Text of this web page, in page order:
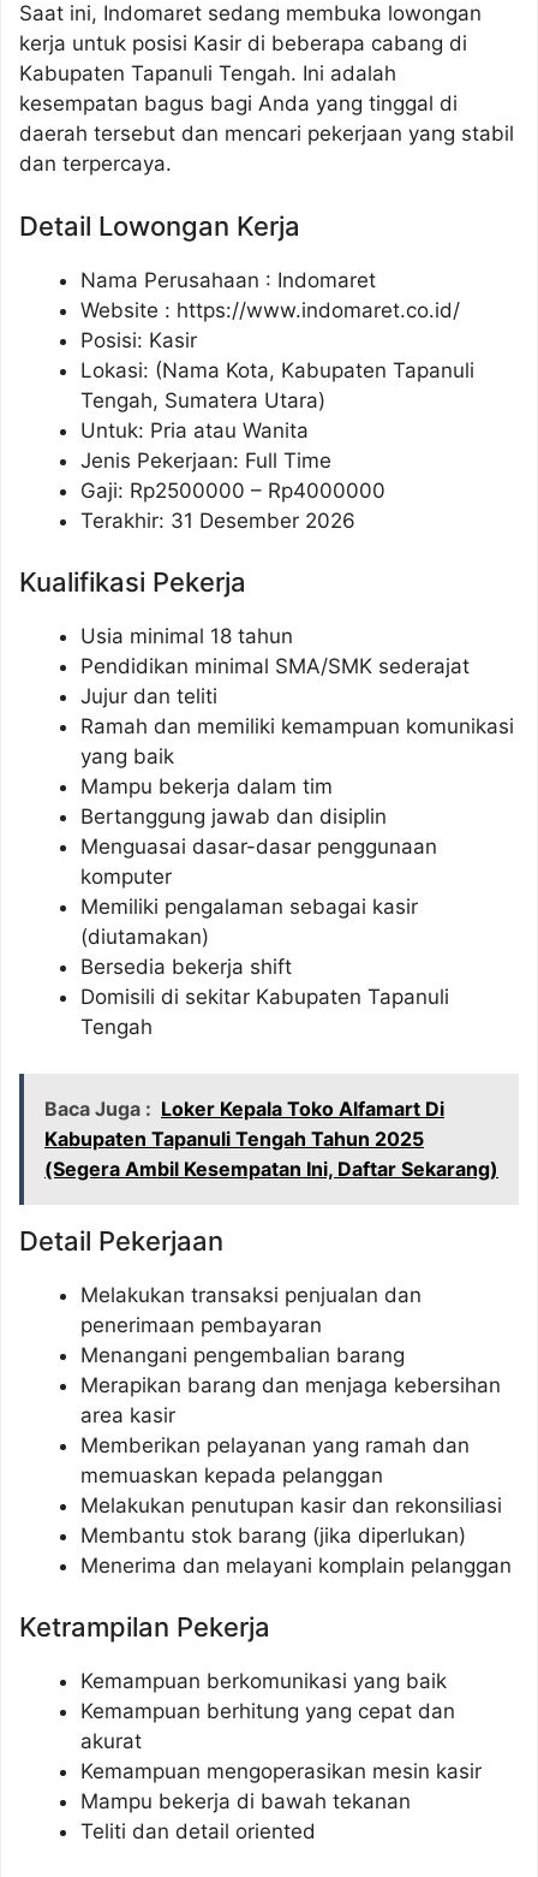
Saat ini, Indomaret sedang membuka lowongan
kerja untuk posisi Kasir di beberapa cabang di
Kabupaten Tapanuli Tengah. Ini adalah
kesempatan bagus bagi Anda yang tinggal di
daerah tersebut dan mencari pekerjaan yang stabil
dan terpercaya.
Detail Lowongan Kerja
Nama Perusahaan : Indomaret
Website : https://www.indomaret.co.id/
Posisi: Kasir
Lokasi: (Nama Kota, Kabupaten Tapanuli
Tengah, Sumatera Utara)
Untuk: Pria atau Wanita
Jenis Pekerjaan: Full Time
Gaji: Rp2500000 – Rp4000000
Terakhir: 31 Desember 2026
Kualifikasi Pekerja
Usia minimal 18 tahun
Pendidikan minimal SMA/SMK sederajat
Jujur dan teliti
Ramah dan memiliki kemampuan komunikasi
yang baik
Mampu bekerja dalam tim
Bertanggung jawab dan disiplin
Menguasai dasar-dasar penggunaan
komputer
Memiliki pengalaman sebagai kasir
(diutamakan)
Bersedia bekerja shift
Domisili di sekitar Kabupaten Tapanuli
Tengah
Baca Juga : Loker Kepala Toko Alfamart Di
Kabupaten Tapanuli Tengah Tahun 2025
(Segera Ambil Kesempatan Ini, Daftar Sekarang)
Detail Pekerjaan
Melakukan transaksi penjualan dan
penerimaan pembayaran
Menangani pengembalian barang
Merapikan barang dan menjaga kebersihan
area kasir
Memberikan pelayanan yang ramah dan
memuaskan kepada pelanggan
Melakukan penutupan kasir dan rekonsiliasi
Membantu stok barang (jika diperlukan)
Menerima dan melayani komplain pelanggan
Ketrampilan Pekerja
Kemampuan berkomunikasi yang baik
Kemampuan berhitung yang cepat dan
akurat
Kemampuan mengoperasikan mesin kasir
Mampu bekerja di bawah tekanan
Teliti dan detail oriented